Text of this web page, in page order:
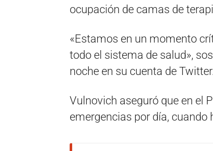
ocupación de camas de
«Estamos en un momento
todo el sistema de salud»,
noche en su cuenta de
Vulnovich aseguró que en el
emergencias por día,